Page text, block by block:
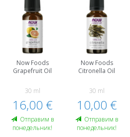
Now Foods
Grapefruit Oil
30 ml
16,00 €
Oтправим в
понедельник!
Now Foods
Citronella Oil
30 ml
10,00 €
Oтправим в
понедельник!